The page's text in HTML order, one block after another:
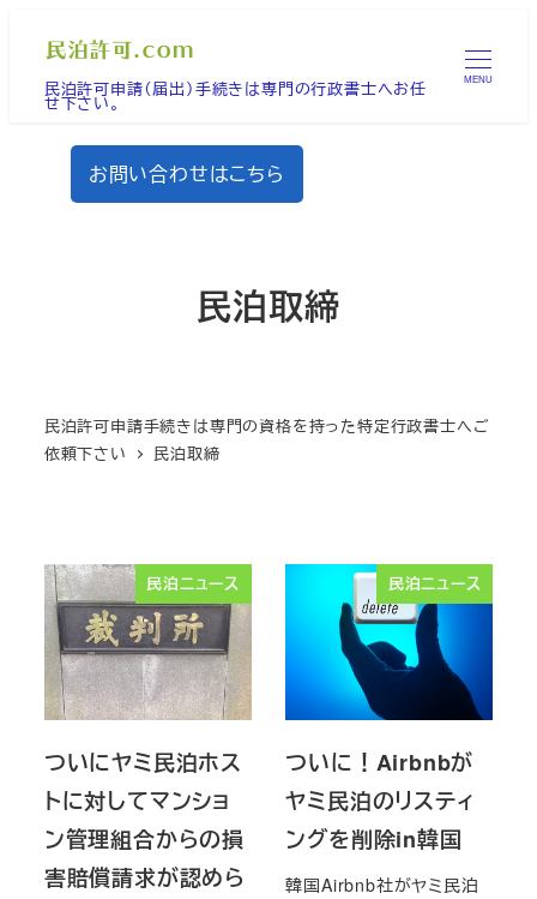
民泊許可申請（届出）手続きは専門の行政書士へお任
せ下さい。
MENU
お問い合わせはこちら
民泊取締
民泊許可申請手続きは専門の資格を持った特定行政書士へご
依頼下さい
民泊取締
民泊ニュース
ついにヤミ民泊ホス
トに対してマンショ
ン管理組合からの損
害賠償請求が認めら
民泊ニュース
ついに！Airbnbが
ヤミ民泊のリスティ
ングを削除in韓国
韓国Airbnb社がヤミ民泊